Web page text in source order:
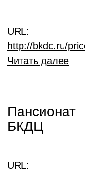
URL:
http://bkdc.ru/
Читать далее
Пансионат
БКДЦ
URL: